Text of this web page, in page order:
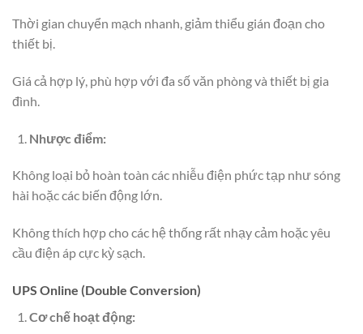
Thời gian chuyển mạch nhanh, giảm thiểu gián đoạn cho
thiết bị.
Giá cả hợp lý, phù hợp với đa số văn phòng và thiết bị gia
đình.
Nhược điểm:
Không loại bỏ hoàn toàn các nhiễu điện phức tạp như sóng
hài hoặc các biến động lớn.
Không thích hợp cho các hệ thống rất nhạy cảm hoặc yêu
cầu điện áp cực kỳ sạch.
UPS Online (Double Conversion)
Cơ chế hoạt động: